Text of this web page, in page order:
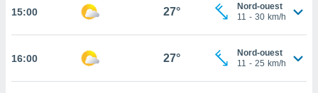
de
15:00 27°
Nord-ouest
11 - 30 km/h
16:00 27°
Nord-ouest
11 - 25 km/h